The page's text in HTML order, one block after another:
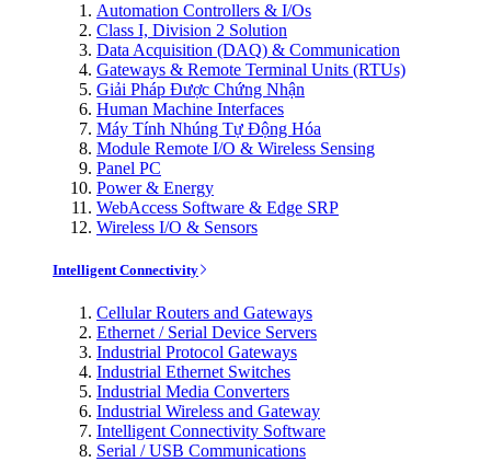
Automation Controllers & I/Os
Class I, Division 2 Solution
Data Acquisition (DAQ) & Communication
Gateways & Remote Terminal Units (RTUs)
Giải Pháp Được Chứng Nhận
Human Machine Interfaces
Máy Tính Nhúng Tự Động Hóa
Module Remote I/O & Wireless Sensing
Panel PC
Power & Energy
WebAccess Software & Edge SRP
Wireless I/O & Sensors
Intelligent Connectivity
Cellular Routers and Gateways
Ethernet / Serial Device Servers
Industrial Protocol Gateways
Industrial Ethernet Switches
Industrial Media Converters
Industrial Wireless and Gateway
Intelligent Connectivity Software
Serial / USB Communications